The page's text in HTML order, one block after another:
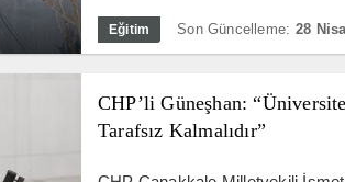
Eğitim Son Güncelleme: 28
CHP’li Güneşhan:
Tarafsız Kalmalıdır”